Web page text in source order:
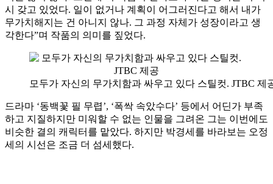
시 갖고 있었다. 일이 없거나 계획이 어그러진다고 해서 내가
무가치해지는 건 아니지 않나. 그 과정 자체가 성장이라고 생
각한다”며 작품의 의미를 짚었다.
모두가 자신의 무가치함과 싸우고 있다 스틸컷. JTBC 제
드라마 ‘동백꽃 필 무렵’, ‘폭싹 속았수다’ 등에서 어딘가 부족
하고 지질하지만 미워할 수 없는 인물을 그려온 그는 이번에도
비슷한 결의 캐릭터를 맡았다. 하지만 박경세를 바라보는 오정
세의 시선은 조금 더 섬세했다.